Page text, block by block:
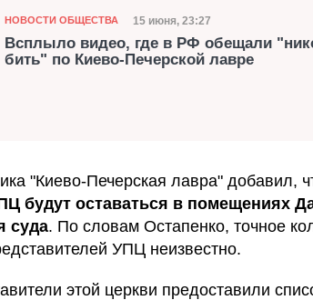
Категория
НОВОСТИ ОБЩЕСТВА Дата публикации
15 июня, 23:27
Всплыло видео, где в РФ обещали
бить" по Киево-Печерской лавре
"Киево-Печерская лавра" добавил,
будут оставаться в помещениях
суда. По словам Остапенко, точное
УПЦ неизвестно.
этой церкви предоставили